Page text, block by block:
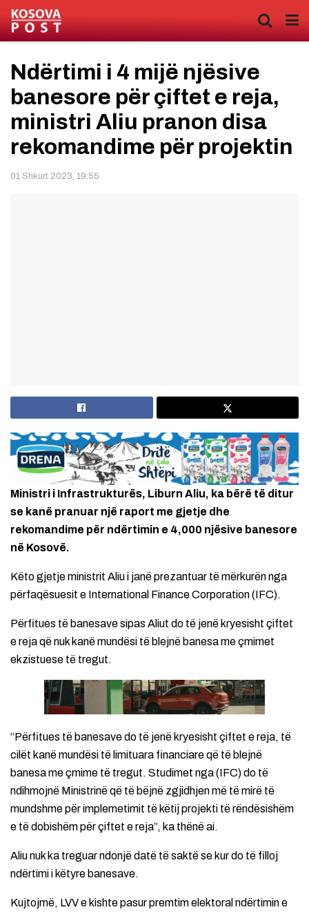
Ndërtimi i 4 mijë njësive
banesore për çiftet e reja,
ministri Aliu pranon disa
rekomandime për projektin
01 Shkurt 2023, 19:55
Ministri i Infrastrukturës, Liburn Aliu, ka bërë të ditur
se kanë pranuar një raport me gjetje dhe
rekomandime për ndërtimin e 4,000 njësive banesore
në Kosovë.
Këto gjetje ministrit Aliu i janë prezantuar të mërkurën nga
përfaqësuesit e International Finance Corporation (IFC).
Përfitues të banesave sipas Aliut do të jenë kryesisht çiftet
e reja që nuk kanë mundësi të blejnë banesa me çmimet
ekzistuese të tregut.
“Përfitues të banesave do të jenë kryesisht çiftet e reja, të
cilët kanë mundësi të limituara financiare që të blejnë
banesa me çmime të tregut. Studimet nga (IFC) do të
ndihmojnë Ministrinë që të bëjnë zgjidhjen më të mirë të
mundshme për implemetimit të këtij projekti të rëndësishëm
e të dobishëm për çiftet e reja”, ka thënë ai.
Aliu nuk ka treguar ndonjë datë të saktë se kur do të filloj
ndërtimi i këtyre banesave.
Kujtojmë, LVV e kishte pasur premtim elektoral ndërtimin e